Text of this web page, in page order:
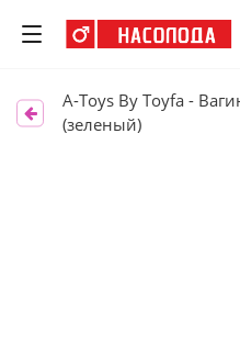
A-Toys By Toyfa -
(зеленый)